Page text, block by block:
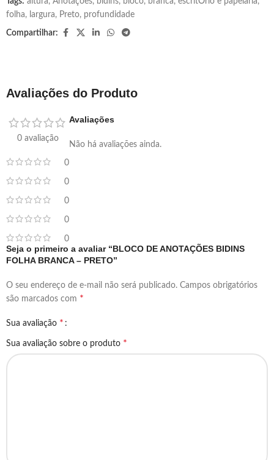
folha, largura, Preto, profundidade
Compartilhar:
Avaliações do Produto
0 avaliação
0
0
0
0
0
Avaliações
Não há avaliações ainda.
Seja o primeiro a avaliar “BLOCO DE ANOTAÇÕES BIDINS
FOLHA BRANCA – PRETO”
O seu endereço de e-mail não será publicado. Campos obrigatórios
são marcados com *
Sua avaliação *
Sua avaliação sobre o produto *